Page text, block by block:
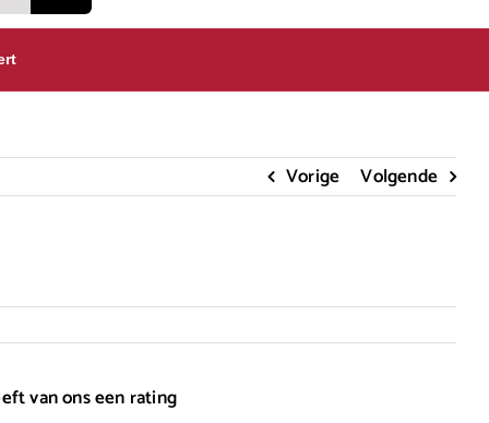
Vorige Volgende
van ons een rating